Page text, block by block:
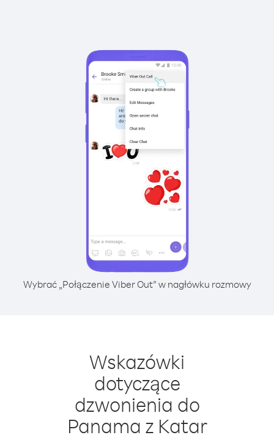
Wybrać „Połączenie Viber Out” w nagłówku rozmowy
Wskazówki
dotyczące
dzwonienia do
Panama z Katar